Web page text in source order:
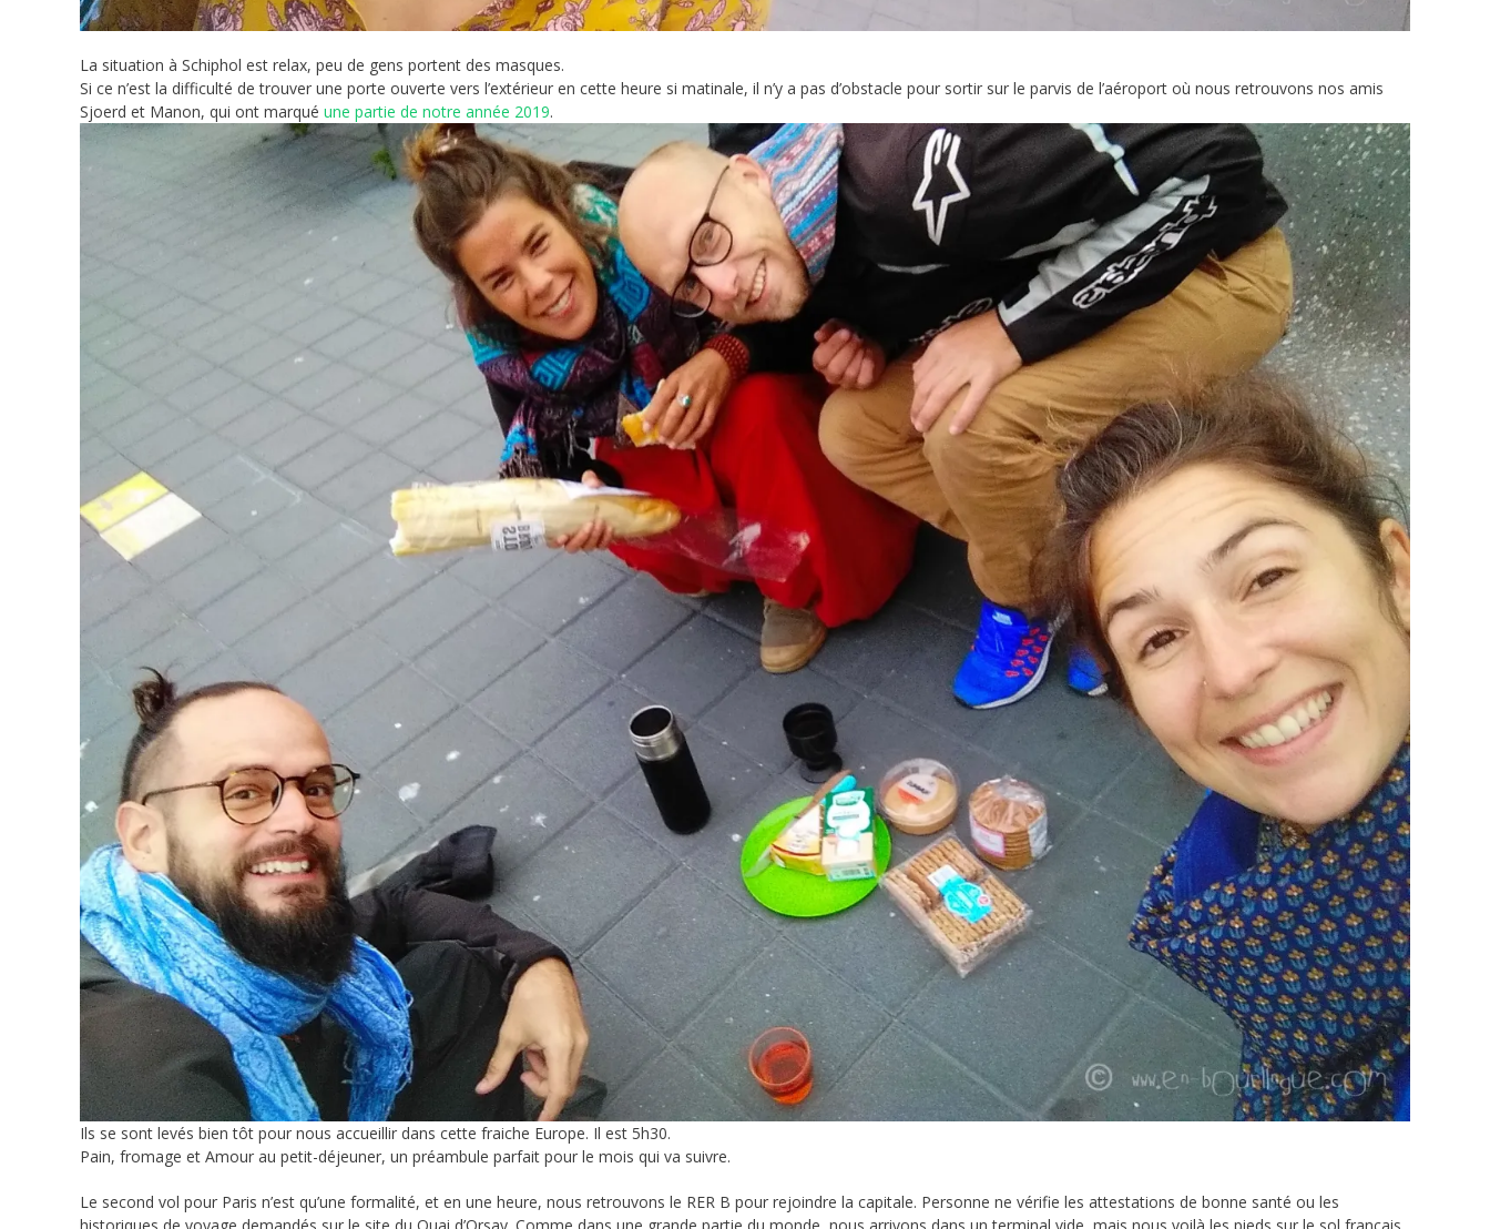
La situation à Schiphol est relax, peu de gens portent des masques.
Si ce n’est la difficulté de trouver une porte ouverte vers l’extérieur en cette heure si matinale, il n’y a pas d’obstacle pour sortir sur le parvis de l’aéroport où nous retrouvons nos amis
Sjoerd et Manon, qui ont marqué une partie de notre année 2019.
Ils se sont levés bien tôt pour nous accueillir dans cette fraiche Europe. Il est 5h30.
Pain, fromage et Amour au petit-déjeuner, un préambule parfait pour le mois qui va suivre.
Le second vol pour Paris n’est qu’une formalité, et en une heure, nous retrouvons le RER B pour rejoindre la capitale. Personne ne vérifie les attestations de bonne santé ou les